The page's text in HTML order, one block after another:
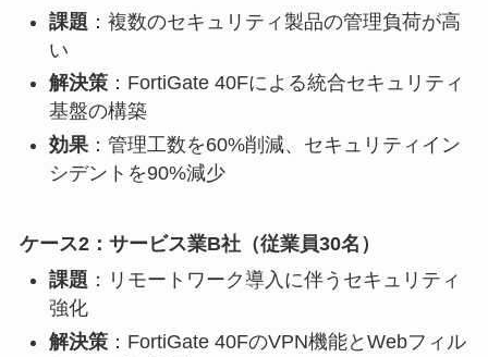
課題 ：複数のセキュリティ製品の管理負荷が高
い
解決策：FortiGate 40Fによる統合セキュリティ
基盤の構築
効果：管理工数を60%削減、セキュリティイン
シデントを90%減少
ケース2：サービス業B社（従業員30名）
課題 ：リモートワーク導入に伴うセキュリティ
強化
解決策：FortiGate 40FのVPN機能とWebフィル